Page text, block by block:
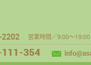
営業時間／9:00～